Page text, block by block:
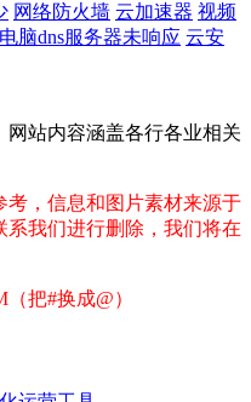
网络防火墙 云加速器 视频
电脑dns服务器未响应 云安
站内容涵盖各行各业相关
考，信息和图片素材来源于
我们进行删除，我们将在
把#换成@）